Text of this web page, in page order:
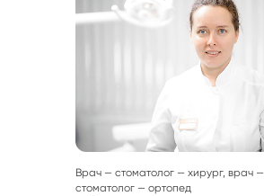
Врач — стоматолог — хирург, врач —
стоматолог — ортопед